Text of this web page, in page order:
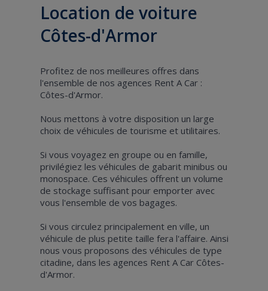
Location de voiture
Côtes-d'Armor
Profitez de nos meilleures offres dans
l'ensemble de nos agences Rent A Car :
Côtes-d'Armor.
Nous mettons à votre disposition un large
choix de véhicules de tourisme et utilitaires.
Si vous voyagez en groupe ou en famille,
privilégiez les véhicules de gabarit minibus ou
monospace. Ces véhicules offrent un volume
de stockage suffisant pour emporter avec
vous l'ensemble de vos bagages.
Si vous circulez principalement en ville, un
véhicule de plus petite taille fera l'affaire. Ainsi
nous vous proposons des véhicules de type
citadine, dans les agences Rent A Car Côtes-
d'Armor.